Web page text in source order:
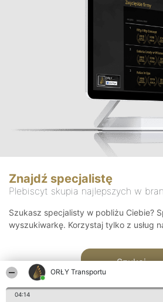
ORŁY Transportu
04:14
Znajdź specjalistę
Plebiscyt skupia najlepszych w
Szukasz specjalisty w pobliżu Ciebie?
wyszukiwarkę. Korzystaj tylko z usług
Szukaj